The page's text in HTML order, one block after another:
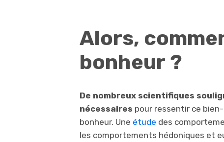
Alors,
bonheur ?
De nombreux scientifiques
nécessaires pour ressentir ce
bonheur. Une étude des
les comportements hédoniques et